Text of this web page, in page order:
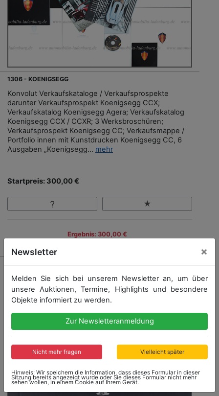
1306 - KOENIGSEGG
Konvolut Verkaufskataloge / Verkaufsprospekte
darunter Verkaufsprospekt Koenigsegg CCX;
Verkaufskatalog Koenigsegg Agera; Verkaufskatalog
Koenigsegg CCX / CCXR; 3 Werksbroschüren;
Verkaufsprospekt Koenigsegg CC; Verkaufsmappe /
Portfolio innen mit Kunstdrucken Koenigsegg CC, 6
Ausgaben „Koenigsegg... mehr
Startpreis: 300,00 €
Ergebnis: 300,00 €
Newsletter ×
Melden Sie sich bei unserem Newsletter an, um über
unsere Auktionen, Termine, Highlights und besondere
Objekte informiert zu werden.
Zur Newsletteranmeldung
Nicht mehr fragen Vielleicht später
Hinweis: Wir speichern die Information, dass dieses Formular in dieser
Sitzung bereits angezeigt wurde oder Sie dieses Formular nicht mehr
sehen wollen, in einem Cookie auf Ihrem Gerät.